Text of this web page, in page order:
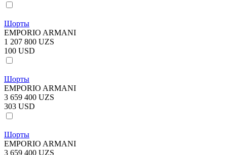
Шорты
EMPORIO ARMANI
1 207 800 UZS
100 USD
Шорты
EMPORIO ARMANI
3 659 400 UZS
303 USD
Шорты
EMPORIO ARMANI
3 659 400 UZS